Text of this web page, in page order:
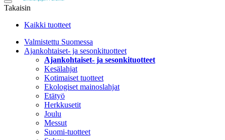
Takaisin
Kaikki tuotteet
Valmistettu Suomessa
Ajankohtaiset- ja sesonkituotteet
Ajankohtaiset- ja sesonkituotteet
Kesälahjat
Kotimaiset tuotteet
Ekologiset mainoslahjat
Etätyö
Herkkusetit
Joulu
Messut
Suomi-tuotteet